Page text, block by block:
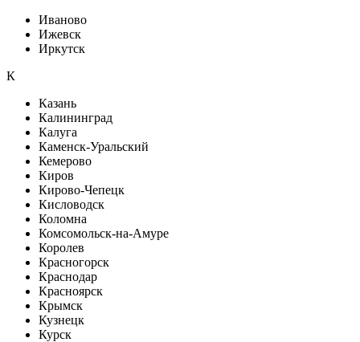
Иваново
Ижевск
Иркутск
К
Казань
Калининград
Калуга
Каменск-Уральский
Кемерово
Киров
Кирово-Чепецк
Кисловодск
Коломна
Комсомольск-на-Амуре
Королев
Красногорск
Краснодар
Красноярск
Крымск
Кузнецк
Курск